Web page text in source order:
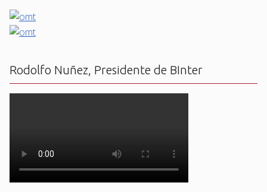
Rodolfo Nuñez, Presidente de BInter